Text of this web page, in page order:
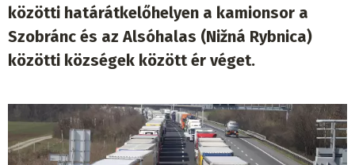
közötti határátkelőhelyen a kamionsor a
Szobránc és az Alsóhalas (Nižná Rybnica)
közötti községek között ér véget.